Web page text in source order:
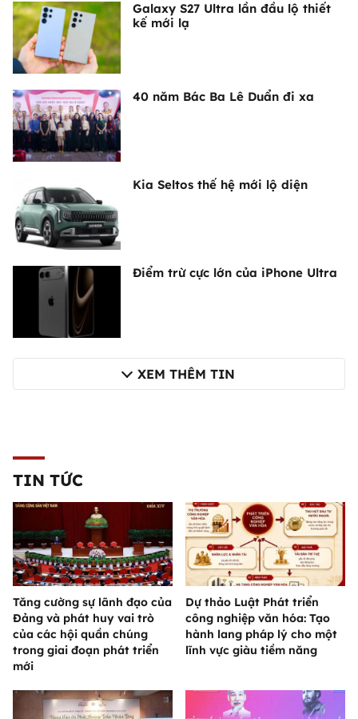
Galaxy S27 Ultra lần đầu lộ thiết
kế mới lạ
40 năm Bác Ba Lê Duẩn đi xa
Kia Seltos thế hệ mới lộ diện
Điểm trừ cực lớn của iPhone Ultra
XEM THÊM TIN
TIN TỨC
Tăng cường sự lãnh đạo của
Đảng và phát huy vai trò
của các hội quần chúng
trong giai đoạn phát triển
mới
Dự thảo Luật Phát triển
công nghiệp văn hóa: Tạo
hành lang pháp lý cho một
lĩnh vực giàu tiềm năng